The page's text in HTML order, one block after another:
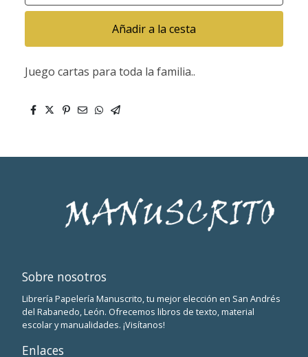
Añadir a la cesta
Juego cartas para toda la familia..
Sobre nosotros
Librería Papelería Manuscrito, tu mejor elección en San Andrés
del Rabanedo, León. Ofrecemos libros de texto, material
escolar y manualidades. ¡Visítanos!
Enlaces